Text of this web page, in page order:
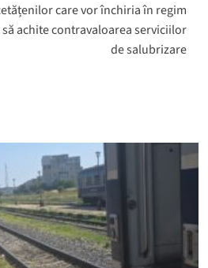
care vor închiria în regim
achite contravaloarea serviciilor
de salubrizare